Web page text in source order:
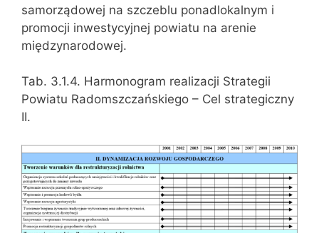
samorządowej na szczeblu ponadlokalnym i
promocji inwestycyjnej powiatu na arenie
międzynarodowej.
Tab. 3.1.4. Harmonogram realizacji Strategii
Powiatu Radomszczańskiego – Cel strategiczny
II.